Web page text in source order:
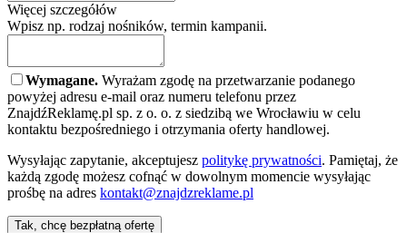
Więcej szczegółów
Wpisz np. rodzaj nośników, termin kampanii.
Wymagane. Wyrażam zgodę na przetwarzanie podanego
powyżej adresu e-mail oraz numeru telefonu przez
ZnajdźReklamę.pl sp. z o. o. z siedzibą we Wrocławiu w celu
kontaktu bezpośredniego i otrzymania oferty handlowej.
Wysyłając zapytanie, akceptujesz politykę prywatności. Pamiętaj, że
każdą zgodę możesz cofnąć w dowolnym momencie wysyłając
prośbę na adres kontakt@znajdzreklame.pl
Tak, chcę bezpłatną ofertę